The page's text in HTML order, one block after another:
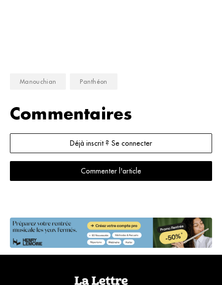
Manouchian Panthéon
Commentaires
Déjà inscrit ? Se connecter
Commenter l'article